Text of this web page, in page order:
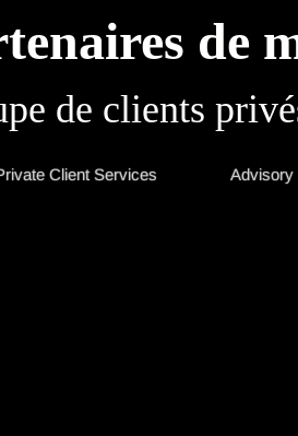
de
de clients
Client Services Advisory